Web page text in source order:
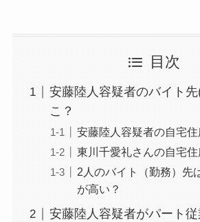
目次
安藤陸人容疑者のバイト
こ？
安藤陸人容疑者の自宅住
東川千愛礼さんの自宅住
2人のバイト（勤務）先
が高い？
安藤陸人容疑者がパート